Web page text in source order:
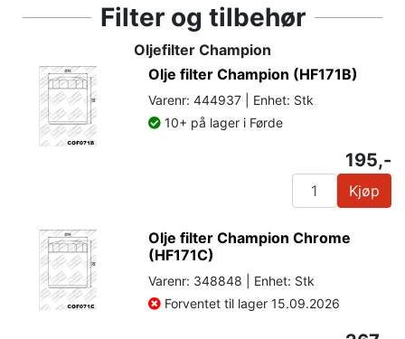
Filter og tilbehør
Oljefilter Champion
Olje filter Champion (HF171B)
Varenr: 444937 | Enhet: Stk
10+ på lager i Førde
195,-
Kjøp
Olje filter Champion Chrome
(HF171C)
Varenr: 348848 | Enhet: Stk
Forventet til lager 15.09.2026